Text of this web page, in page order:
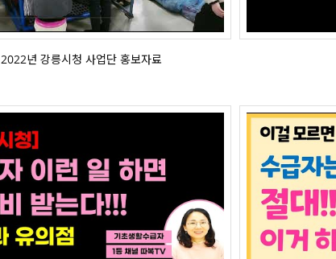
2022년 강릉시청 사업단 홍보자료
조건부 수급자에 대한 모든 것